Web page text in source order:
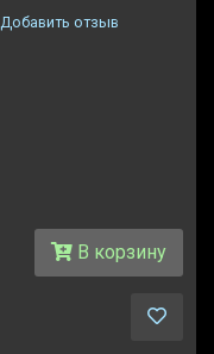
Добавить отзыв
В корзину